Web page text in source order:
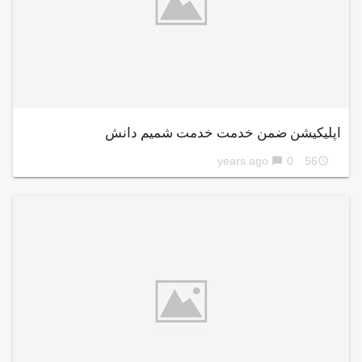
اپلیکیشن ضمن خدمت خدمت شمیم دانش
access_time
56 years ago
chat_bubble 0